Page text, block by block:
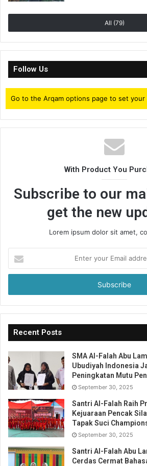
All (79)
Follow Us
Go to the Arqam options page to set your
With Product You
Subscribe to our
get the new
Lorem ipsum dolor sit amet,
your
Email
Recent Posts
SMA Al-Falah Abu
Ubudiyah Indonesia
Peningkatan Mutu
September 30, 2025
Santri Al-Falah Raih
Kejuaraan Pencak
Tapak Suci
September 30, 2025
Santri Al-Falah Abu
Cerdas Cermat